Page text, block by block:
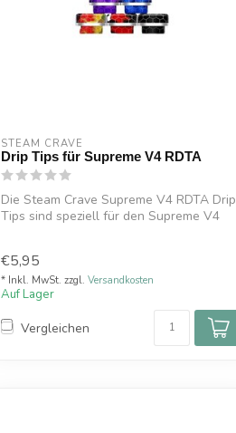
STEAM CRAVE
Drip Tips für Supreme V4 RDTA
Die Steam Crave Supreme V4 RDTA Drip
Tips sind speziell für den Supreme V4
€5,95
* Inkl. MwSt. zzgl. Versandkosten
Auf Lager
Vergleichen